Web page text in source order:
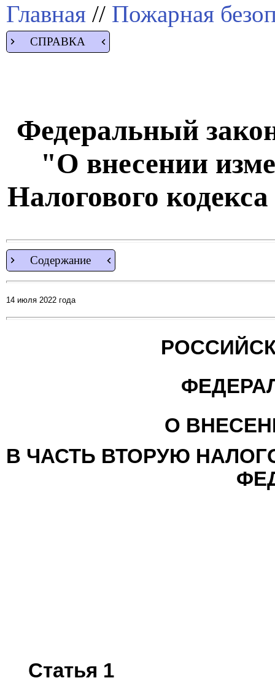
Главная // Пожарная
СПРАВКА
Федеральный
"О внесении
Налогового
Содержание
14 июля 2022 года
О
В ЧАСТЬ ВТОРУЮ
Статья 1